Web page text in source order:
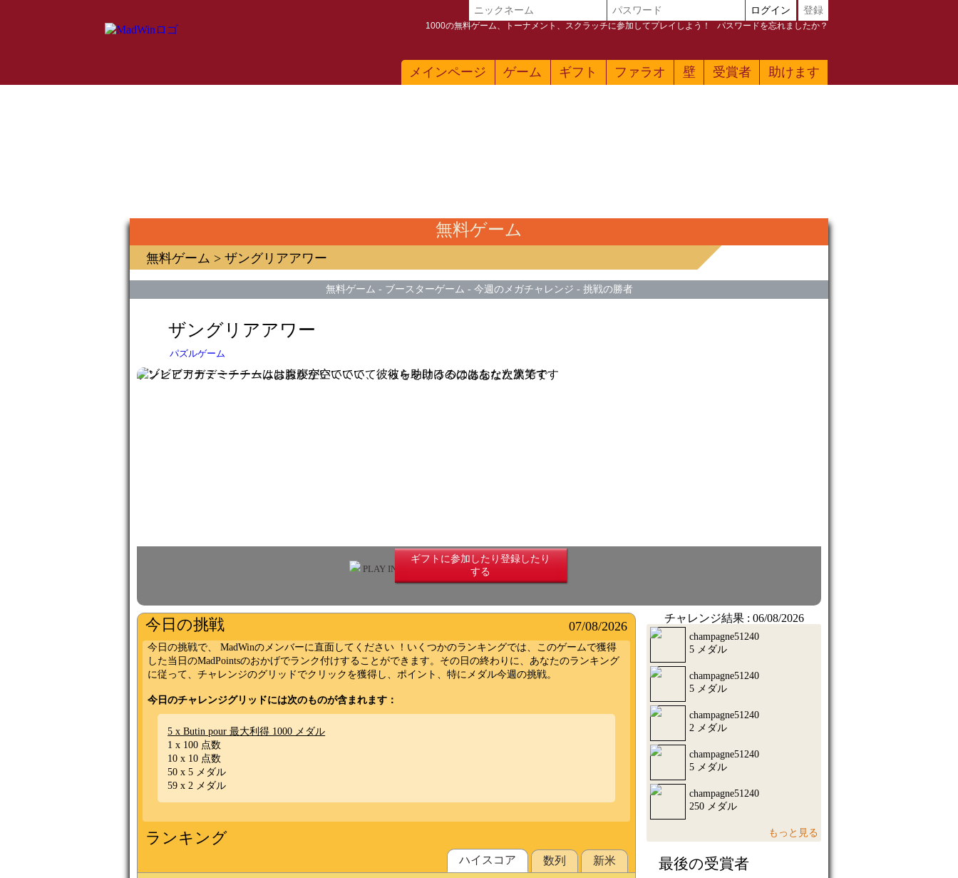
メインページ ゲーム ギフト ファラオ 壁 受賞者 助けます
ログイン 登録
1000の無料ゲーム、トーナメント、スクラッチに参加してプレイしよう！ パスワードを忘れましたか？
無料ゲーム
無料ゲーム > ザングリアアワー
無料ゲーム - ブースターゲーム - 今週のメガチャレンジ - 挑戦の勝者
ザングリアアワー
パズルゲーム
PLAY IN UNLIMITED
ギフトに参加したり登録したり
する
ゾンビアカデミーチームはお腹が空いていて、彼らを助けるのはあなた次第です
今日の挑戦 07/08/2026
今日の挑戦で、 MadWinのメンバーに直面してください ！いくつかのランキングでは、このゲームで獲得
した当日のMadPointsのおかげでランク付けすることができます。その日の終わりに、あなたのランキング
に従って、チャレンジのグリッドでクリックを獲得し、ポイント、特にメダル今週の挑戦。
今日のチャレンジグリッドには次のものが含まれます：
5 x Butin pour 最大利得 1000 メダル
1 x 100 点数
10 x 10 点数
50 x 5 メダル
59 x 2 メダル
ランキング
ハイスコ​​ア 数列 新米
チャレンジ結果 : 06/08/2026
champagne51240
5 メダル
champagne51240
5 メダル
champagne51240
2 メダル
champagne51240
5 メダル
champagne51240
250 メダル
もっと見る
最後の受賞者